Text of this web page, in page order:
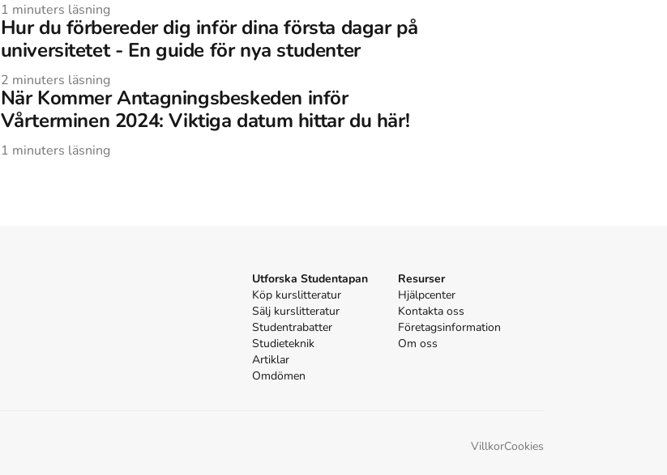
1 minuters läsning
Hur du förbereder dig inför dina första dagar på
universitetet - En guide för nya studenter
2 minuters läsning
När Kommer Antagningsbeskeden inför
Vårterminen 2024: Viktiga datum hittar du här!
1 minuters läsning
Utforska Studentapan
Köp kurslitteratur
Sälj kurslitteratur
Studentrabatter
Studieteknik
Artiklar
Omdömen
Resurser
Hjälpcenter
Kontakta oss
Företagsinformation
Om oss
VillkorCookies